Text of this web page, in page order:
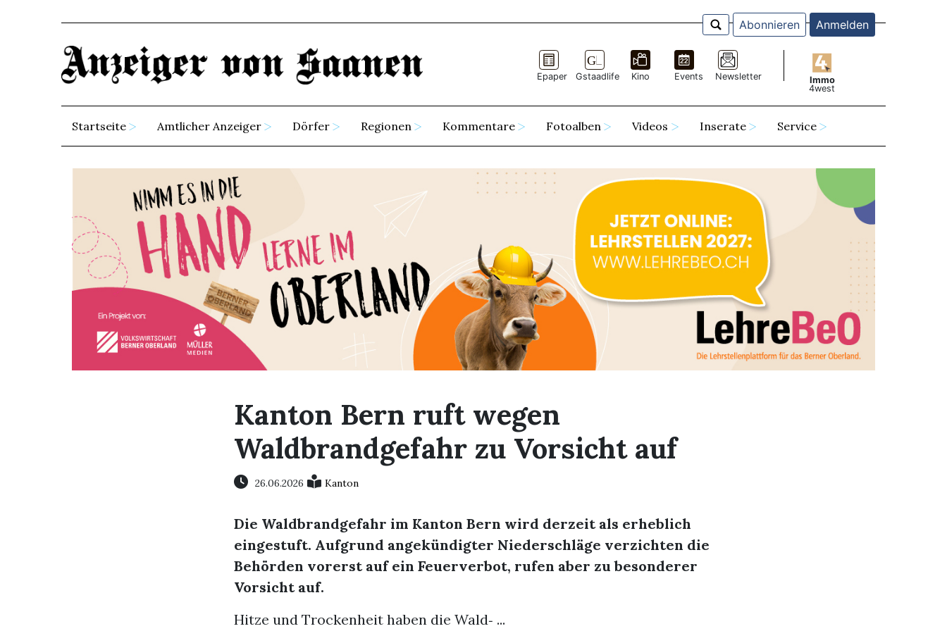
Abonnieren Anmelden
Epaper Gstaadlife Kino Events Newsletter
Immo
4west
Startseite Amtlicher Anzeiger Dörfer Regionen Kommentare Fotoalben Videos Inserate Service
Kanton Bern ruft wegen
Waldbrandgefahr zu Vorsicht auf
26.06.2026 Kanton
Die Waldbrandgefahr im Kanton Bern wird derzeit als erheblich
eingestuft. Aufgrund angekündigter Niederschläge verzichten die
Behörden vorerst auf ein Feuerverbot, rufen aber zu besonderer
Vorsicht auf.
Hitze und Trockenheit haben die Wald‑ ...